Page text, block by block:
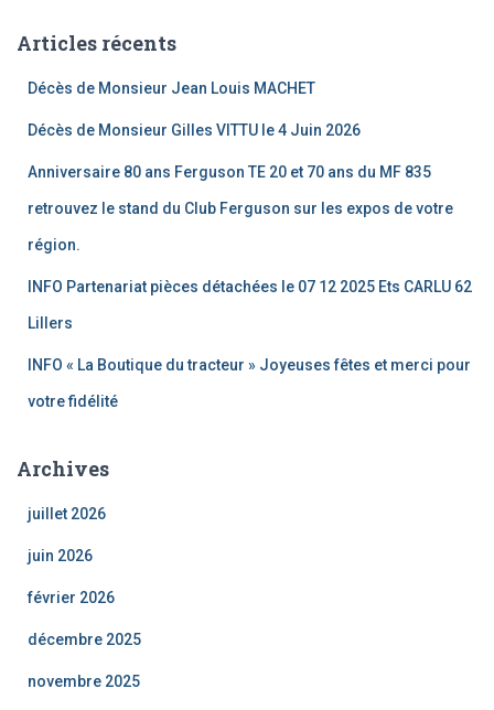
Articles récents
Décès de Monsieur Jean Louis MACHET
Décès de Monsieur Gilles VITTU le 4 Juin 2026
Anniversaire 80 ans Ferguson TE 20 et 70 ans du MF 835
retrouvez le stand du Club Ferguson sur les expos de votre
région.
INFO Partenariat pièces détachées le 07 12 2025 Ets CARLU 62
Lillers
INFO « La Boutique du tracteur » Joyeuses fêtes et merci pour
votre fidélité
Archives
juillet 2026
juin 2026
février 2026
décembre 2025
novembre 2025